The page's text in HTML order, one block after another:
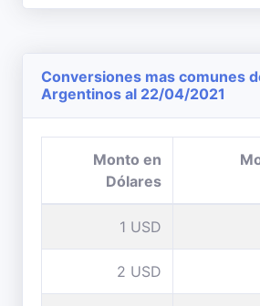
Conversiones mas comunes
Argentinos al 22/04/2021
Monto en
Dólares
1 USD
2 USD